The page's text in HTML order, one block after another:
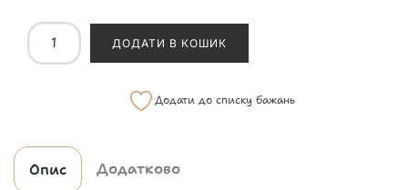
ДОДАТИ В КОШИК
Додати до списку бажань
Опис Додатково